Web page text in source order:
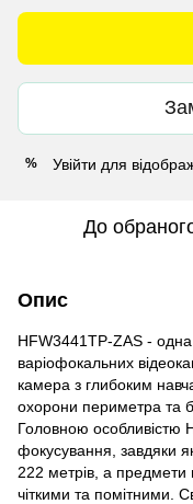
% Увійти для
До
Опис
HFW3441TP-ZAS -
варіофокальних
камера з глибоким
охорони периметра та
Головною особливістю
фокусування, завдяки
222 метрів, а предмети
чіткими та помітними.